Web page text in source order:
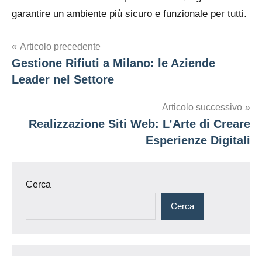
garantire un ambiente più sicuro e funzionale per tutti.
Navigazione
articoli
Articolo precedente
Gestione Rifiuti a Milano: le Aziende
Leader nel Settore
Articolo successivo
Realizzazione Siti Web: L’Arte di Creare
Esperienze Digitali
Cerca
Cerca